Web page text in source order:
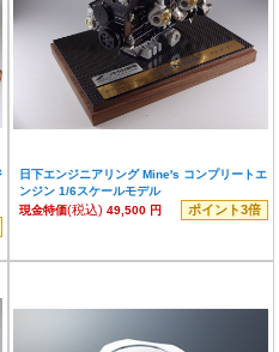
日下エンジニアリング Mine's コンプリートエ
ンジン 1/6スケールモデル
現金特価(税込) 49,500 円 ポイント3倍